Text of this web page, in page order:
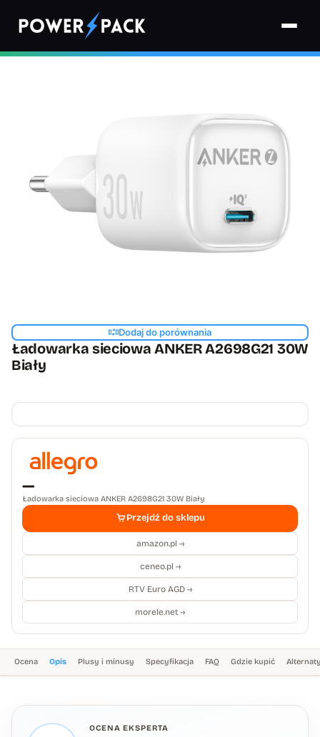
Strona główna›Ładowarki
Ładowarka sieciowa ANKER A2698G21 30W Biały
Dodaj do porównania
Ładowarka sieciowa ANKER A2698G21 30W
Biały
—
Ładowarka sieciowa ANKER A2698G21 30W Biały
Przejdź do sklepu
amazon.pl →
ceneo.pl →
RTV Euro AGD →
morele.net →
Ocena Opis Plusy i minusy Specyfikacja FAQ Gdzie kupić
OCENA EKSPERTA